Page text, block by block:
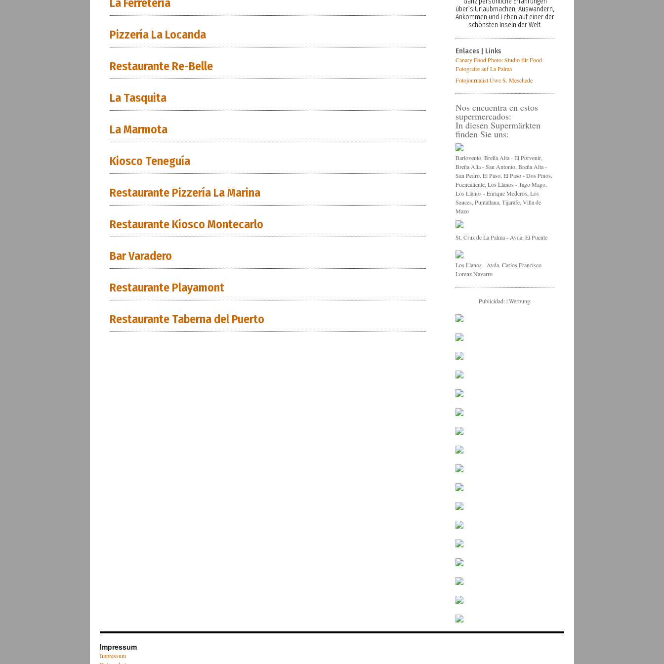
La Ferretería
Pizzería La Locanda
Restaurante Re-Belle
La Tasquita
La Marmota
Kiosco Teneguía
Restaurante Pizzería La Marina
Restaurante Kiosco Montecarlo
Bar Varadero
Restaurante Playamont
Restaurante Taberna del Puerto
über’s Urlaubmachen, Auswandern,
Ankommen und Leben auf einer der
schönsten Inseln der Welt.
Enlaces | Links
Canary Food Photo: Studio für Food-
Fotografie auf La Palma
Fotojournalist Uwe S. Meschede
Nos encuentra en estos
supermercados:
In diesen Supermärkten
finden Sie uns:
Barlovento, Breña Alta - El Porvenir,
Breña Alta - San Antonio, Breña Alta -
San Pedro, El Paso, El Paso - Dos Pinos,
Fuencaliente, Los Llanos - Tago Mago,
Los Llanos - Enrique Mederos, Los
Sauces, Puntallana, Tijarafe, Villa de
Mazo
St. Cruz de La Palma - Avda. El Puente
Los Llanos - Avda. Carlos Francisco
Lorenz Navarro
Publicidad: | Werbung:
Impressum
Impressum